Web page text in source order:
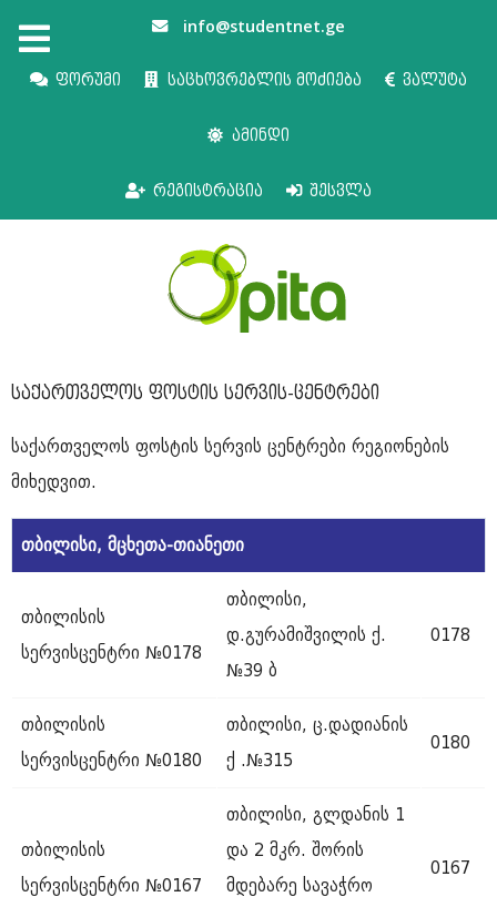
info@studentnet.ge
ფორუმი საცხოვრებლის მოძიება ვალუტა
ამინდი
რეგისტრაცია შესვლა
საქართველოს ფოსტის სერვის-ცენტრები
საქართველოს ფოსტის სერვის ცენტრები რეგიონების
მიხედვით.
თბილისი, მცხეთა-თიანეთი
თბილისის
სერვისცენტრი №0178
თბილისი,
დ.გურამიშვილის ქ.
№39 ბ
0178
თბილისის
სერვისცენტრი №0180
თბილისი, ც.დადიანის
ქ .№315
0180
თბილისის
სერვისცენტრი №0167
თბილისი, გლდანის 1
და 2 მკრ. შორის
მდებარე სავაჭრო
0167